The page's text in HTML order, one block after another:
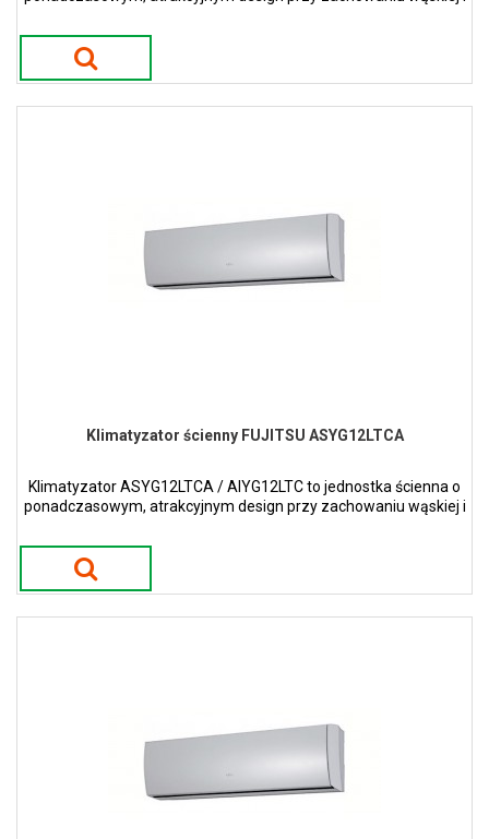
Klimatyzator ścienny FUJITSU ASYG12LTCA
Klimatyzator ASYG12LTCA / AIYG12LTC to jednostka ścienna o
ponadczasowym, atrakcyjnym design przy zachowaniu wąskiej i